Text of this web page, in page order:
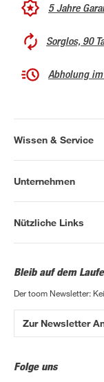
5 Jahre
Sorglos, 90
Abholung
Wissen & Service
Unternehmen
Nützliche Links
Bleib auf dem
Der toom Newsletter:
Zur Newsletter
Folge uns